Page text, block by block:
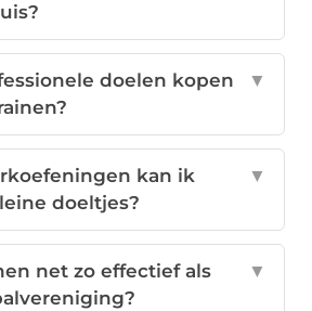
doelen kopen
▼
kan ik
doeltjes?
▼
net zo effectief als
▼